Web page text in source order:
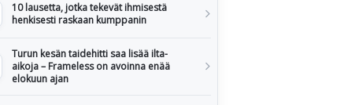
10 lausetta, jotka tekevät ihmisestä
henkisesti raskaan kumppanin
Turun kesän taidehitti saa lisää ilta-
aikoja – Frameless on avoinna enää
elokuun ajan